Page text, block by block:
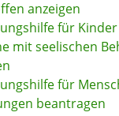
anzeigen
für
mit seelischen
für
beantragen